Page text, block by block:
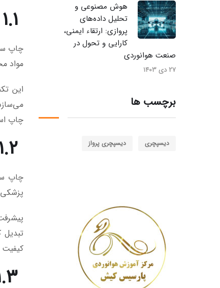
چاپ
مواد
این
چاپ
پزشکی
کیفیت
هوش مصنوعی و
تحلیل داده‌های
پروازی: ارتقاء ایمنی،
کارایی و تحول در
صنعت هوانوردی
27 دی 1403
برچسب ها
دیسپچری دیسپچری پرواز